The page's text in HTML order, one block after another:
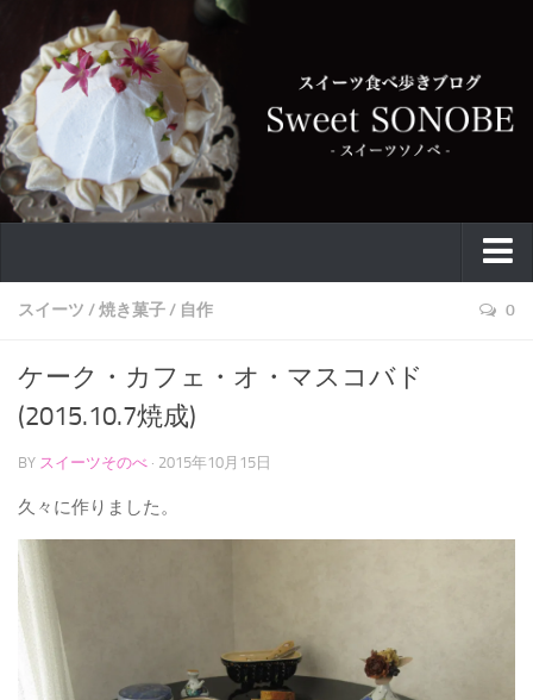
特集
スイーツ
焼き菓子
和菓子
スイーツ /焼き菓子/ 自作 0
ケーク・カフェ・オ・マスコバド
(2015.10.7焼成)
BY スイーツそのべ · 2015年10月15日
久々に作りました。